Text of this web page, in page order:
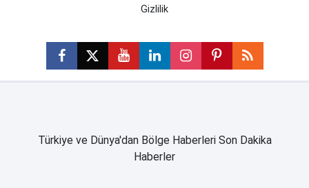
Gizlilik
Türkiye ve Dünya'dan Bölge Haberleri Son Dakika
Haberler